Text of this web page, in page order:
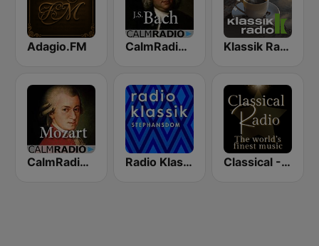
Adagio.FM CalmRadio.com - Bach Klassik Radio Klassik am Morgen
CalmRadio.com - Mozart Radio Klassik Stephansdom Classical - JS Bach